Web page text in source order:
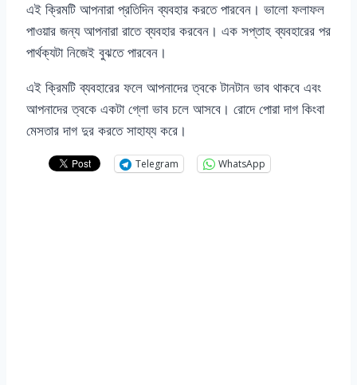
এই ক্রিমটি আপনারা প্রতিদিন ব্যবহার করতে পারবেন। ভালো ফলাফল
পাওয়ার জন্য আপনারা রাতে ব্যবহার করবেন। এক সপ্তাহ ব্যবহারের পর
পার্থক্যটা নিজেই বুঝতে পারবেন।
এই ক্রিমটি ব্যবহারের ফলে আপনাদের ত্বকে টানটান ভাব থাকবে এবং
আপনাদের ত্বকে একটা গ্লো ভাব চলে আসবে। রোদে পোরা দাগ কিংবা
মেসতার দাগ দুর করতে সাহায্য করে।
Telegram WhatsApp